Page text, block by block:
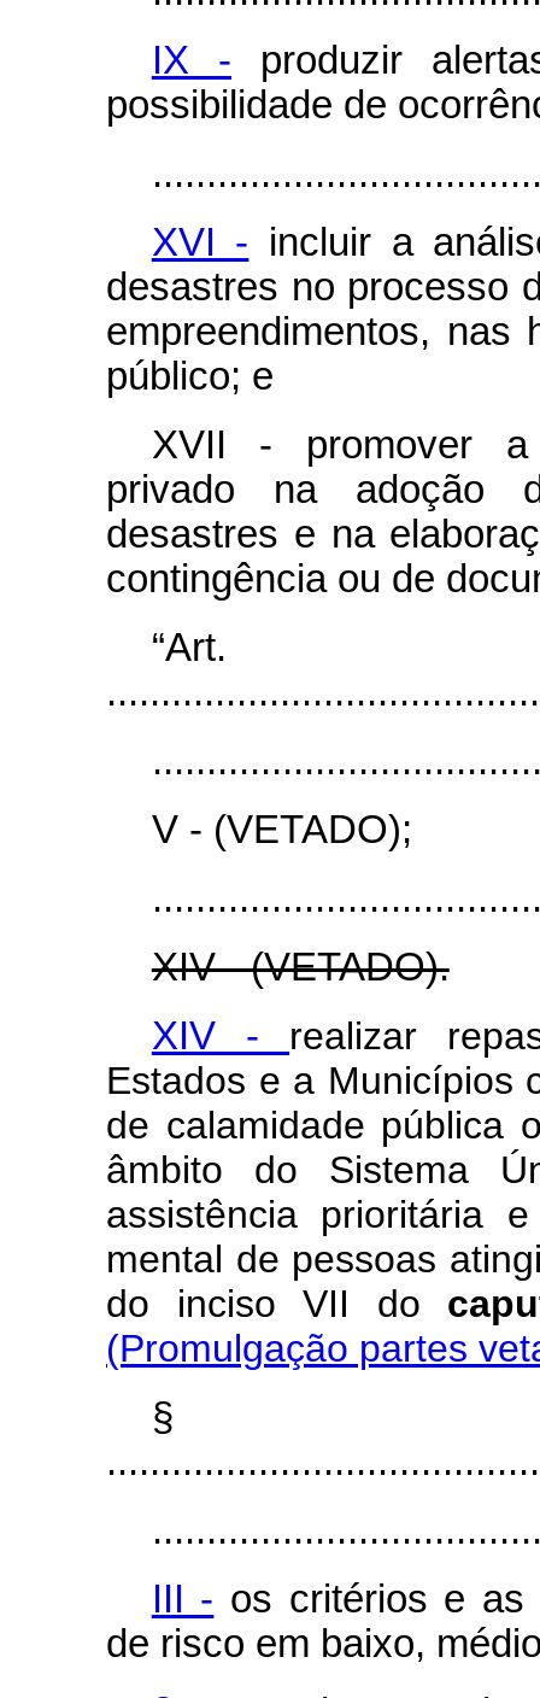
IX - produzir
possibilidade de
XVI - incluir a
desastres no processo
empreendimentos, nas
público; e
XVII - promover a
privado na adoção
desastres e na
contingência ou de
V - (VETADO);
XIV - (VETADO).
XIV - realizar
Estados e a Municípios
de calamidade pública
âmbito do Sistema
assistência prioritária
mental de pessoas
do inciso VII do
(Promulgação partes
§
III - os critérios e as
de risco em baixo,